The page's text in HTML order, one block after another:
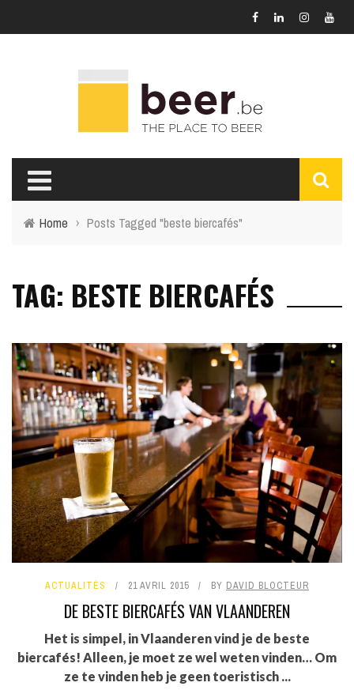
Home › Posts Tagged "beste biercafés"
TAG: BESTE BIERCAFÉS
ACTUALITÉS 21 AVRIL 2015 BY DAVID BLOCTEUR
DE BESTE BIERCAFÉS VAN VLAANDEREN
Het is simpel, in Vlaanderen vind je de beste
biercafés! Alleen, je moet ze wel weten vinden… Om
ze te vinden heb je geen toeristisch ...